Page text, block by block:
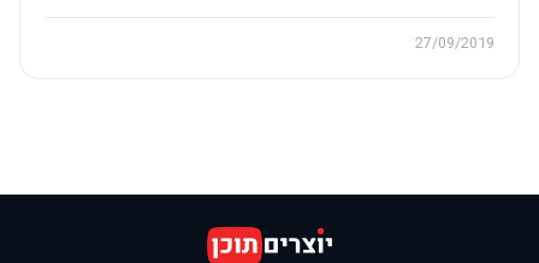
27/09/2019